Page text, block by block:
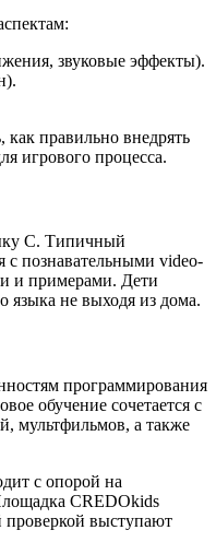
звуковые эффекты).
как правильно внедрять
игрового процесса.
C. Типичный
с познавательными video-
и примерами. Дети
языка не выходя из дома.
программирования
обучение сочетается с
мультфильмов, а также
с опорой на
CREDOkids
проверкой выступают